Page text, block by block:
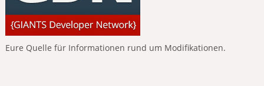
Eure Quelle für Informationen rund um Modifikationen.